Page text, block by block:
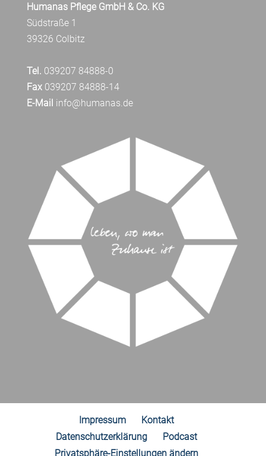
Humanas Pflege GmbH & Co. KG
Südstraße 1
39326 Colbitz
Tel. 039207 84888-0
Fax039207 84888-14
E-Mail info@humanas.de
Impressum
Kontakt
Datenschutzerklärung
Podcast
Privatsphäre-Einstellungen ändern